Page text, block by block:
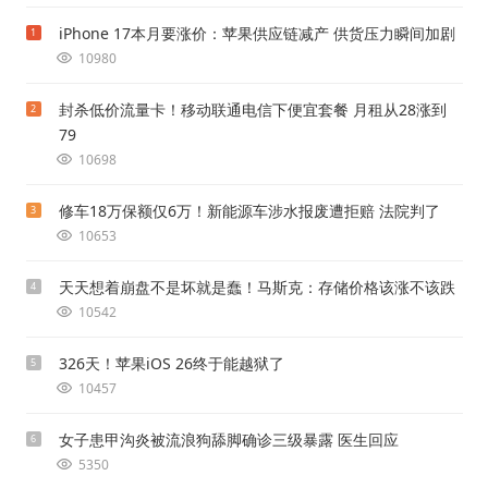
1 iPhone 17本月要涨价：苹果供应链减产 供货压力瞬间加剧
10980
2
封杀低价流量卡！移动联通电信下便宜套餐 月租从28涨到
79
10698
3 修车18万保额仅6万！新能源车涉水报废遭拒赔 法院判了
10653
4 天天想着崩盘不是坏就是蠢！马斯克：存储价格该涨不该跌
10542
5 326天！苹果iOS 26终于能越狱了
10457
6 女子患甲沟炎被流浪狗舔脚确诊三级暴露 医生回应
5350